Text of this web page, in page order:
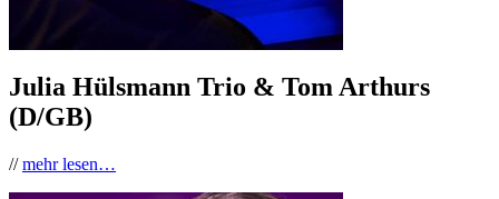
Julia Hülsmann Trio & Tom Arthurs
(D/GB)
//mehr lesen…